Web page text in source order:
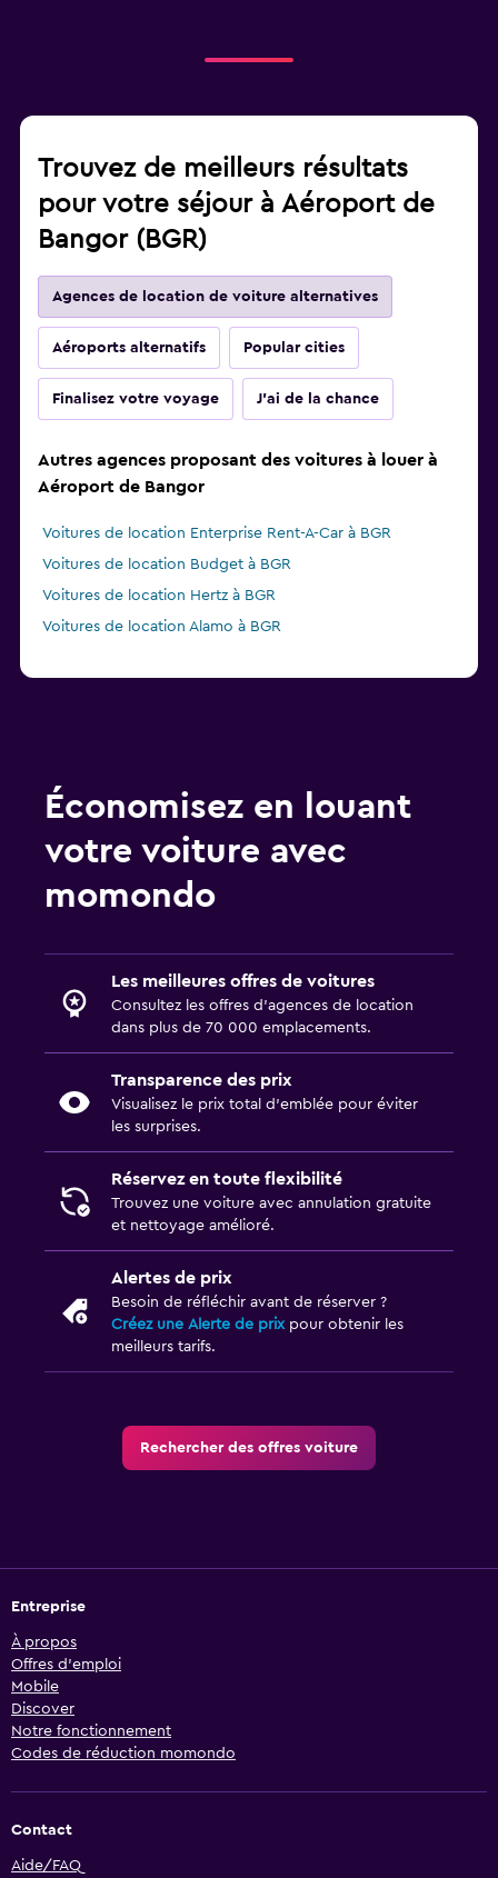
Trouvez de meilleurs résultats
pour votre séjour à Aéroport de
Bangor (BGR)
Agences de location de voiture alternatives
Aéroports alternatifs Popular cities
Finalisez votre voyage J'ai de la chance
Autres agences proposant des voitures à louer à
Aéroport de Bangor
Voitures de location Enterprise Rent-A-Car à BGR
Voitures de location Budget à BGR
Voitures de location Hertz à BGR
Voitures de location Alamo à BGR
Économisez en louant
votre voiture avec
momondo
Les meilleures offres de voitures
Consultez les offres d’agences de location
dans plus de 70 000 emplacements.
Transparence des prix
Visualisez le prix total d’emblée pour éviter
les surprises.
Réservez en toute flexibilité
Trouvez une voiture avec annulation gratuite
et nettoyage amélioré.
Alertes de prix
Besoin de réfléchir avant de réserver ?
Créez une Alerte de prixpour obtenir les
meilleurs tarifs.
Rechercher des offres voiture
Entreprise
À propos
Offres d’emploi
Mobile
Discover
Notre fonctionnement
Codes de réduction momondo
Contact
Aide/FAQ